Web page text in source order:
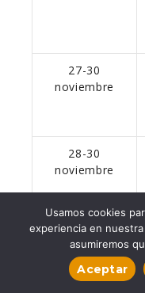
27-30
noviembre
28-30
noviembre
Usamos cookies
experiencia en
asumiremos
Aceptar